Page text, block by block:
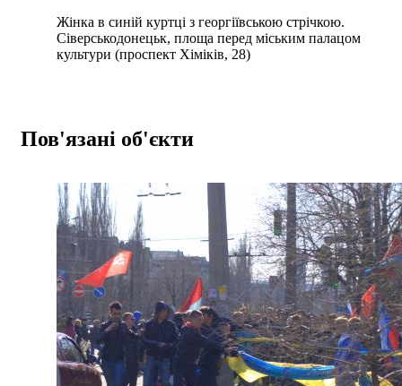
Жінка в синій куртці з георгіївською стрічкою.
Сіверськодонецьк, площа перед міським палацом
культури (проспект Хіміків, 28)
Пов'язані об'єкти